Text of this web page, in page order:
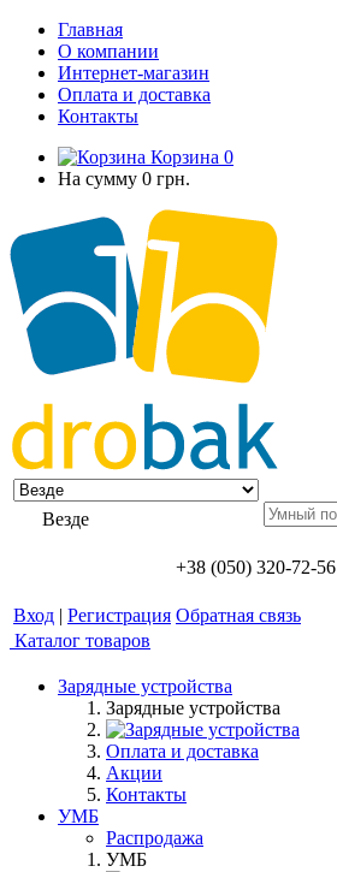
Главная
О компании
Интернет-магазин
Оплата и доставка
Контакты
Корзина 0
На сумму 0 грн.
Везде
+38 (050) 320-72-56
Вход | Регистрация Обратная связь
Каталог товаров
Зарядные устройства
Зарядные устройства
Оплата и доставка
Акции
Контакты
УМБ
Распродажа
УМБ